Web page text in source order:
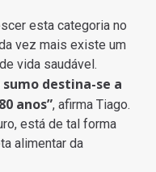
esta categoria no
vez mais existe um
vida saudável.
destina-se a
anos”, afirma Tiago.
está de tal forma
alimentar da